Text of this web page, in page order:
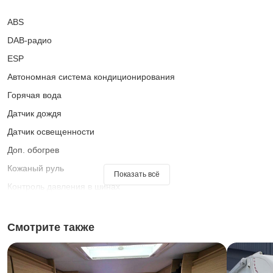
ABS
DAB-радио
ESP
Автономная система кондиционирования
Горячая вода
Датчик дождя
Датчик освещенности
Доп. обогрев
Кожаный руль
Контроль давления в шинах
Маркиза
Мультируль
Навигационная система
Показать всё
Смотрите также